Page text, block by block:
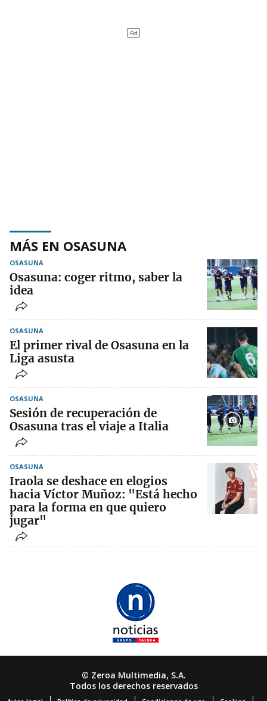
MÁS EN OSASUNA
OSASUNA
Osasuna: coger ritmo, saber la
idea
OSASUNA
El primer rival de Osasuna en la
Liga asusta
OSASUNA
Sesión de recuperación de
Osasuna tras el viaje a Italia
OSASUNA
Iraola se deshace en elogios
hacia Víctor Muñoz: "Está hecho
para la forma en que quiero
jugar"
© Zeroa Multimedia, S.A.
Todos los derechos reservados